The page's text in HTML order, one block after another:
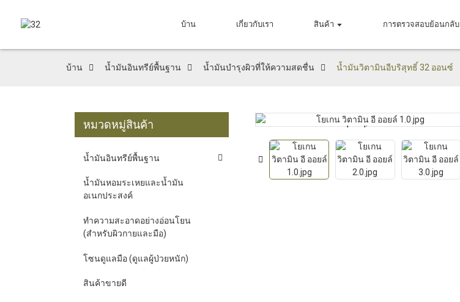
บ้าน เกี่ยวกับเรา สินค้า การตรวจสอบย้อนกลับ
บ้าน น้ำมันอินทรีย์พื้นฐาน น้ำมันบำรุงผิวที่ให้ความสดชื่น น้ำมันวิตามินอีบริสุทธิ์ 32 ออนซ์
หมวดหมู่สินค้า
น้ำมันอินทรีย์พื้นฐาน
น้ำมันหอมระเหยและน้ำมัน
อเนกประสงค์
ทำความสะอาดอย่างอ่อนโยน
(สำหรับผิวกายและมือ)
โซนดูแลมือ (ดูแลผู้ป่วยหนัก)
สินค้าขายดี
Loading...
Loading... Loading...
Loading...